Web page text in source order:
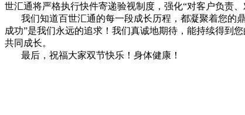
世汇通将严格执行快件寄递验视制度，强化“对客户负
我们知道百世汇通的每一段成长历程，都凝聚着您的鼎
成功”是我们永远的追求！ 我们真诚地期待，能持续得到
共同成长。
最后，祝福大家双节快乐！身体健康！
百世汇通
2012年9